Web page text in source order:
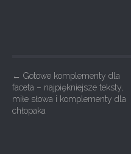
P
o
s
← Gotowe komplementy dla
faceta – najpiękniejsze teksty,
miłe słowa i komplementy dla
chłopaka